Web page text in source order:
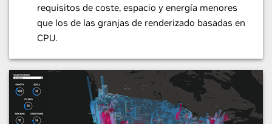
requisitos de coste, espacio y energía menores
que los de las granjas de renderizado basadas en
CPU.